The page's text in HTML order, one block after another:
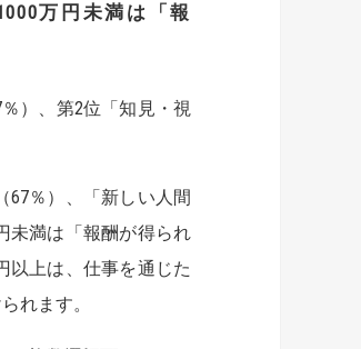
万円未満は「報
）、第2位「知見・視
67％）、「新しい人間
未満は「報酬が得られ
以上は、仕事を通じた
れます。